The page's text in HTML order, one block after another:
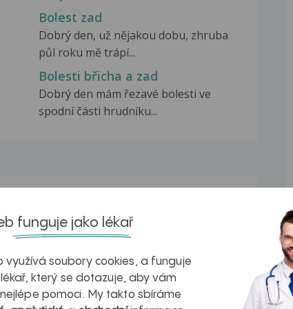
Bolest zad
Dobrý den, už nějakou dobu, zhruba
půl roku mě trápí...
Bolesti břicha a zad
Dobrý den mám řezavé bolesti ve
spodní části hrudníku...
funguje jako lékař
využívá soubory cookies, a funguje
který se dotazuje, aby vám
pomoci. My takto sbíráme